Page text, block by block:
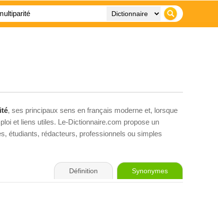
, ses principaux sens en français moderne et, lorsque
et liens utiles. Le-Dictionnaire.com propose un
étudiants, rédacteurs, professionnels ou simples
Définition Synonymes